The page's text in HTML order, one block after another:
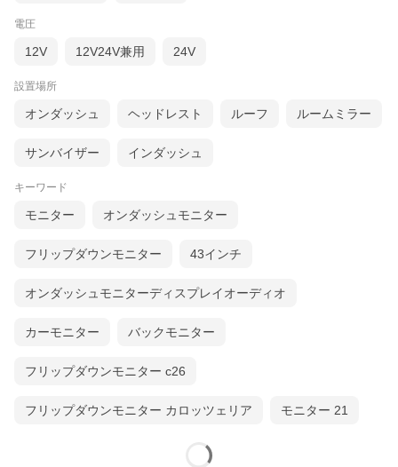
電圧
12V 12V24V兼用 24V
設置場所
オンダッシュ ヘッドレスト ルーフ ルームミラー
サンバイザー インダッシュ
キーワード
モニター オンダッシュモニター
フリップダウンモニター 43インチ
オンダッシュモニターディスプレイオーディオ
カーモニター バックモニター
フリップダウンモニター c26
フリップダウンモニター カロッツェリア モニター 21